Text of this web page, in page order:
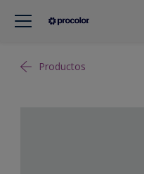
Productos